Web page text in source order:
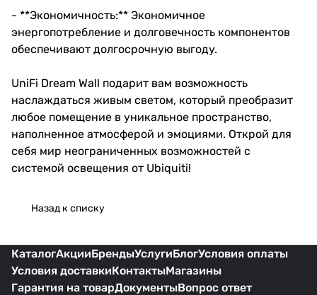
- **Экономичность:** Экономичное
энергопотребление и долговечность компонентов
обеспечивают долгосрочную выгоду.
UniFi Dream Wall подарит вам возможность
наслаждаться живым светом, который преобразит
любое помещение в уникальное пространство,
наполненное атмосферой и эмоциями. Открой для
себя мир неограниченных возможностей с
системой освещения от Ubiquiti!
Назад к списку
КаталогАкцииБрендыУслугиБлогУсловия оплаты
Условия доставкиКонтактыМагазины
Гарантия на товарДокументыВопрос ответ